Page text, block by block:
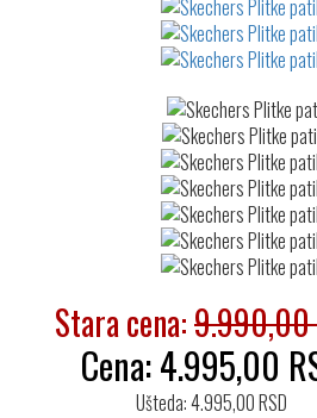
Stara cena:9.990,00
Cena:4.995,00
Ušteda: 4.995,00 RSD